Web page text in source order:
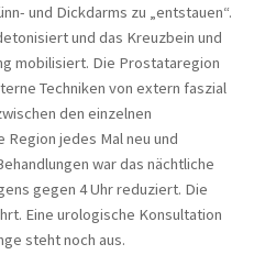
und seit
und Dickdarms zu „entstauen“.
und das Kreuzbein und
mobilisiert. Die Prostataregion
Techniken von extern faszial
den einzelnen
Region jedes Mal neu und
war das nächtliche
gegen 4 Uhr reduziert. Die
Eine urologische Konsultation
steht noch aus.